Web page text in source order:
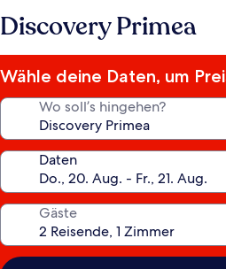
Discovery Primea
Wähle deine Daten, um
Wo soll’s hingehen?
Daten
Gäste